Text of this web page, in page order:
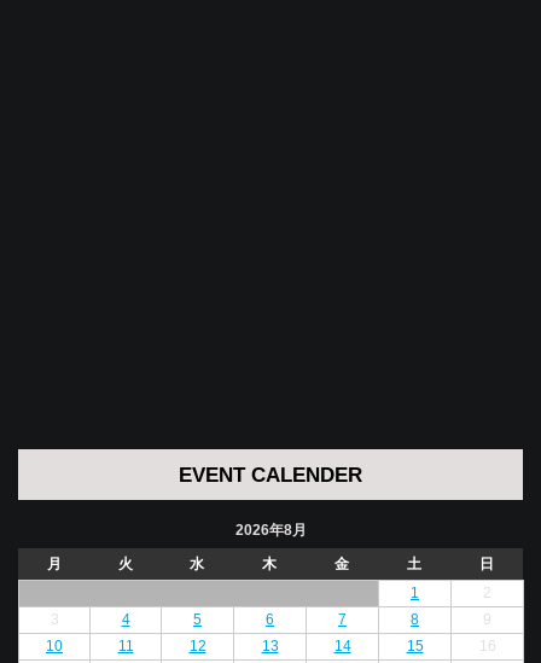
EVENT CALENDER
2026年8月
月
火 水 木 金 土
日
1
2
3
4 5 6 7 8
9
10
11 12 13 14 15
16